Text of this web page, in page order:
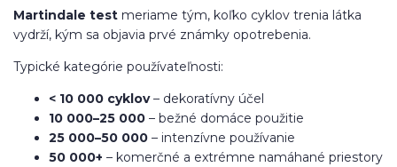
Martindale test meriame tým, koľko cyklov trenia látka
vydrží, kým sa objavia prvé známky opotrebenia.
Typické kategórie používateľnosti:
< 10 000 cyklov– dekoratívny účel
10 000–25 000 – bežné domáce použitie
25 000–50 000 – intenzívne používanie
50 000+ – komerčné a extrémne namáhané priestory